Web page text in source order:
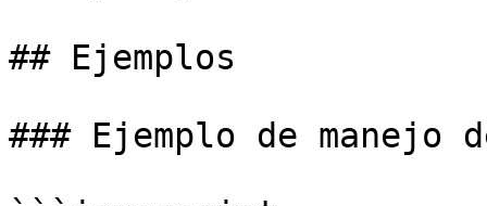
## Ejemplos
### Ejemplo de manejo